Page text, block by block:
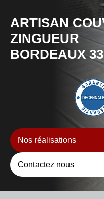
ARTISAN
ZINGUEUR
BORDEAUX
Nos réalisations
Contactez nous